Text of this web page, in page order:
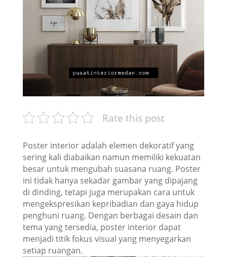
Rate this post
Poster interior adalah elemen dekoratif yang
sering kali diabaikan namun memiliki kekuatan
besar untuk mengubah suasana ruang. Poster
ini tidak hanya sekadar gambar yang dipajang
di dinding, tetapi juga merupakan cara untuk
mengekspresikan kepribadian dan gaya hidup
penghuni ruang. Dengan berbagai desain dan
tema yang tersedia, poster interior dapat
menjadi titik fokus visual yang menyegarkan
setiap ruangan.